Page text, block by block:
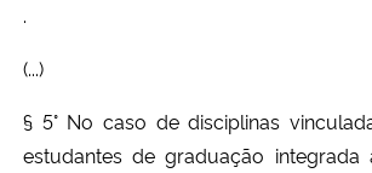
.
(...)
§ 5° No caso de disciplinas
estudantes de graduação integrada